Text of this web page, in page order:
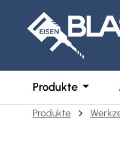
Hauptinhalt springen
Zur Suche springen
Zur Hauptnavigation
Produkte Öffne
Produkte